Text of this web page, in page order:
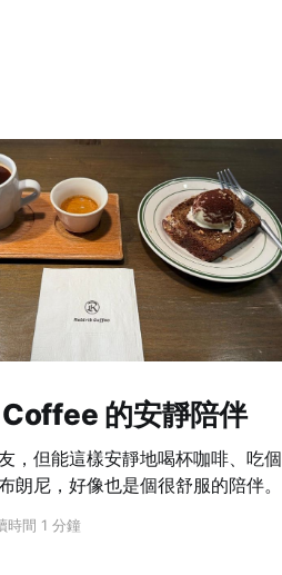
的安靜陪伴
，但能這樣安靜地喝杯咖啡、吃個
朗尼，好像也是個很舒服的陪伴。
時間 1 分鐘